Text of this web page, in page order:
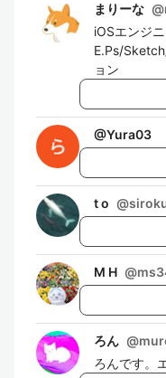
まりーな @
iOSエンジ
E.Ps/
ョン
@Yura03
t o @
M H @
ろん @
ろんです。